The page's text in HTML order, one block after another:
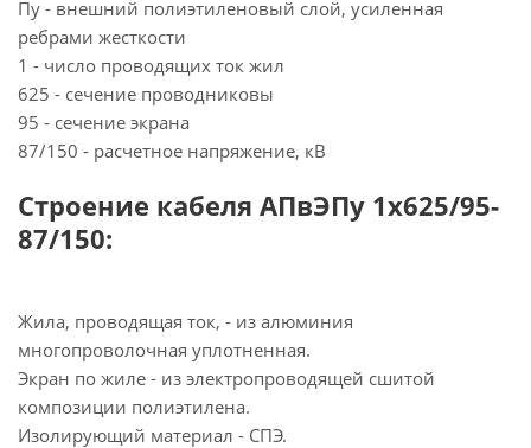
Пу - внешний полиэтиленовый слой, усиленная
ребрами жесткости
1 - число проводящих ток жил
625 - сечение проводниковы
95 - сечение экрана
87/150 - расчетное напряжение, кВ
Строение кабеля АПвЭПу 1х625/95-
87/150:
Жила, проводящая ток, - из алюминия
многопроволочная уплотненная.
Экран по жиле - из электропроводящей сшитой
композиции полиэтилена.
Изолирующий материал - СПЭ.